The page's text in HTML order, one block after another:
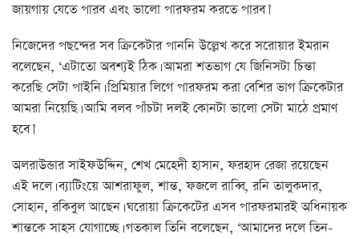
জায়গায় যেতে পারব এবং ভালো পারফরম করতে পারব।’
নিজেদের পছন্দের সব ক্রিকেটার পাননি উল্লেখ করে সরোয়ার ইমরান
বলেছেন, ‘এটাতো অবশ্যই ঠিক। আমরা শতভাগ যে জিনিসটা চিন্তা
করেছি সেটা পাইনি। প্রিমিয়ার লিগে পারফরম করা বেশির ভাগ ক্রিকেটার
আমরা নিয়েছি। আমি বলব পাঁচটা দলই কোনটা ভালো সেটা মাঠে প্রমাণ
হবে।’
অলরাউন্ডার সাইফউদ্দিন, শেখ মেহেদী হাসান, ফরহাদ রেজা রয়েছেন
এই দলে। ব্যাটিংয়ে আশরাফুল, শান্ত, ফজলে রাব্বি, রনি তালুকদার,
সোহান, রকিবুল আছেন। ঘরোয়া ক্রিকেটের এসব পারফরমারই অধিনায়ক
শান্তকে সাহস যোগাচ্ছে। গতকাল তিনি বলেছেন, ‘আমাদের দলে তিন-